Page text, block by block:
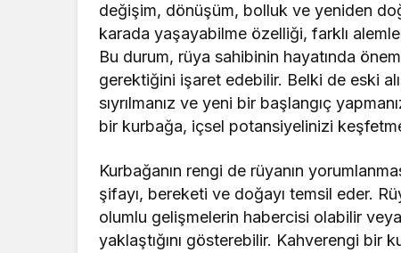
değişim, dönüşüm, bolluk ve yeniden
karada yaşayabilme özelliği, farklı
Bu durum, rüya sahibinin hayatında
gerektiğini işaret edebilir. Belki de eski
sıyrılmanız ve yeni bir başlangıç
bir kurbağa, içsel potansiyelinizi
Kurbağanın rengi de rüyanın
şifayı, bereketi ve doğayı temsil eder.
olumlu gelişmelerin habercisi olabilir
yaklaştığını gösterebilir. Kahverengi